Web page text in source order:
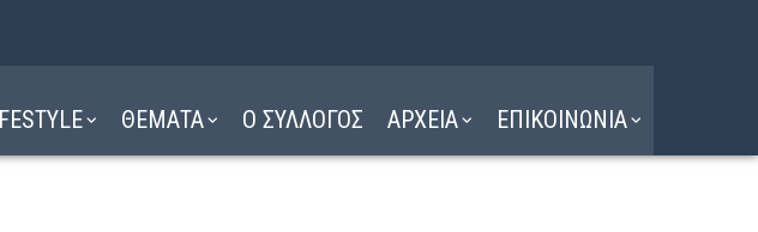
ΘΕΜΑΤΑ Ο ΣΥΛΛΟΓΟΣ ΑΡΧΕΙΑ ΕΠΙΚΟΙΝΩΝΙΑ